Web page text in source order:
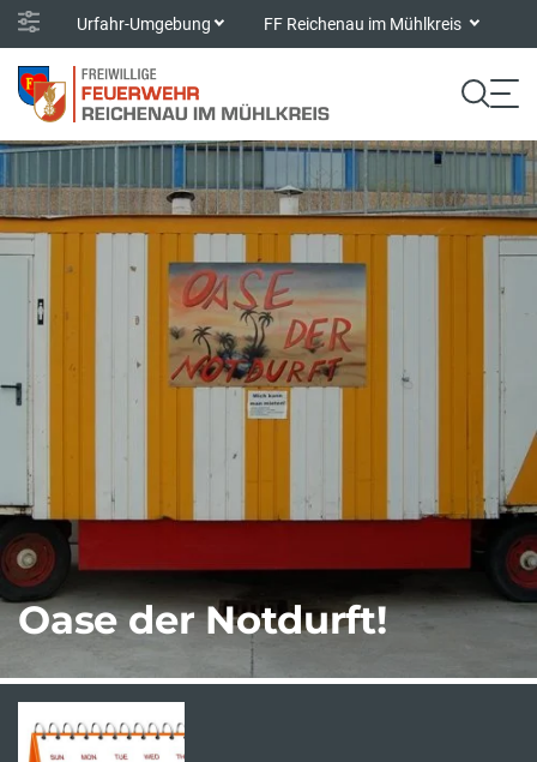
Urfahr-Umgebung FF Reichenau im Mühlkreis
Oase der Notdurft!